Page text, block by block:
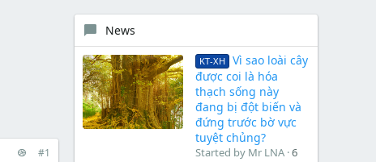
#1
News
KT-XH
Vì sao loài cây
được coi là hóa
thạch sống này
đang bị đột biến và
đứng trước bờ vực
tuyệt chủng?
Started by Mr LNA 6